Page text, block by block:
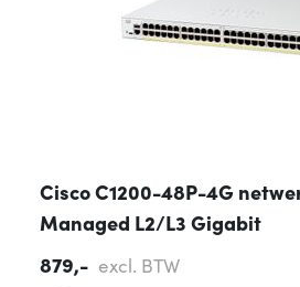
Cisco C1200-48P-4G
Managed L2/L3 Gigabit
879,- excl. BTW